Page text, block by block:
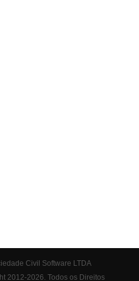
Civil Software LTDA
2012-2026. Todos os Direitos